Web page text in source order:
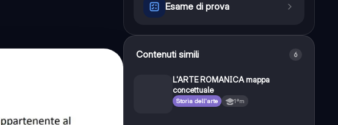
Esame di prova
Contenuti simili 6
L'ARTE ROMANICA mappa
concettuale
Storia dell'arte 1ªm